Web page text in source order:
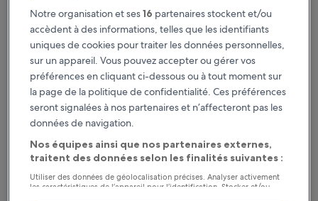
Pourquoi télécharger notre appli ?
Accédez facilement à votre voyage sans Wi-Fi
Notre organisation et ses16 partenaires stockent et/ou
accèdent à des informations, telles que les identifiants
uniques de cookies pour traiter les données personnelles,
sur un appareil. Vous pouvez accepter ou gérer vos
préférences en cliquant ci-dessous ou à tout moment sur
la page de la politique de confidentialité. Ces préférences
seront signalées à nos partenaires et n’affecteront pas les
données de navigation.
Nos équipes ainsi que nos partenaires externes,
traitent des données selon les finalités suivantes :
Utiliser des données de géolocalisation précises. Analyser activement
les caractéristiques de l’appareil pour l’identification. Stocker et/ou